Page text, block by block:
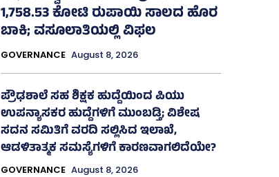
1,758.53 ಕೋಟಿ ರುಪಾಯಿ ಸಾಲದ ಹೊರ
ಬಾಕಿ; ವಸೂಲಾತಿಯಲ್ಲಿ ವಿಫಲ
GOVERNANCE August 8, 2026
ಪ್ರೌಢಶಾಲೆ ಸಹ ಶಿಕ್ಷಕ ಹುದ್ದೆಯಿಂದ ಪಿಯು
ಉಪನ್ಯಾಸಕರ ಹುದ್ದೆಗಳಿಗೆ ಮುಂಬಡ್ತಿ; ವಿಶೇಷ
ಸದನ ಸಮಿತಿಗೆ ವರದಿ ಸಲ್ಲಿಸಿದ ಇಲಾಖೆ,
ಆಡಳಿತಾತ್ಮಕ ಸಮಸ್ಯೆಗಳಿಗೆ ಕಾರಣವಾಗಲಿದೆಯೇ?
GOVERNANCE August 8, 2026